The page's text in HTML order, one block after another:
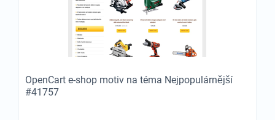
OpenCart e-shop motiv na téma Nejpopulárnější
#41757